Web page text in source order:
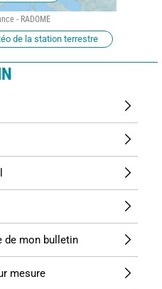
- RADOME
de la station terrestre
de mon bulletin
mesure